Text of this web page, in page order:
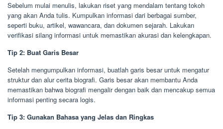
Sebelum mulai menulis, lakukan riset yang mendalam tentang tokoh
yang akan Anda tulis. Kumpulkan informasi dari berbagai sumber,
seperti buku, artikel, wawancara, dan dokumen sejarah. Lakukan
verifikasi silang informasi untuk memastikan akurasi dan kelengkapan.
Tip 2: Buat Garis Besar
Setelah mengumpulkan informasi, buatlah garis besar untuk mengatur
struktur dan alur cerita biografi. Garis besar akan membantu Anda
memastikan bahwa biografi mengalir dengan baik dan mencakup semua
informasi penting secara logis.
Tip 3: Gunakan Bahasa yang Jelas dan Ringkas